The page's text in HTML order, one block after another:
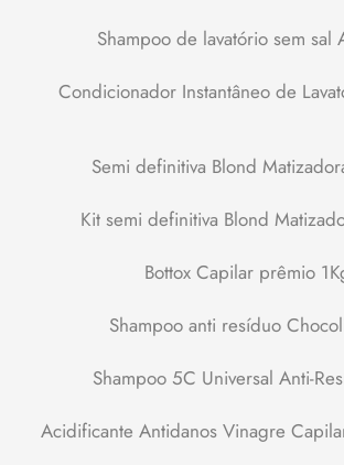
Shampoo de lavatório sem sal
Condicionador Instantâneo de
Semi definitiva Blond
Kit semi definitiva Blond
Bottox Capilar prêmio
Shampoo anti resíduo
Shampoo 5C Universal Anti-
Acidificante Antidanos Vinagre